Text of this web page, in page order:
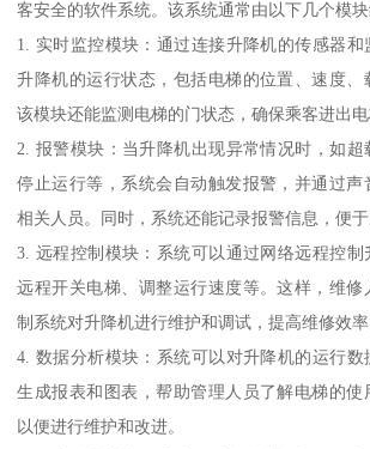
客安全的软件系统。该系统通常由以下几个模块
1. 实时监控模块：通过连接升降机的传感器
升降机的运行状态，包括电梯的位置、速度、
该模块还能监测电梯的门状态，确保乘客进出电
2. 报警模块：当升降机出现异常情况时，如
停止运行等，系统会自动触发报警，并通过声
相关人员。同时，系统还能记录报警信息，便于
3. 远程控制模块：系统可以通过网络远程控
远程开关电梯、调整运行速度等。这样，维修
制系统对升降机进行维护和调试，提高维修效率
4. 数据分析模块：系统可以对升降机的运行数
生成报表和图表，帮助管理人员了解电梯的使
以便进行维护和改进。